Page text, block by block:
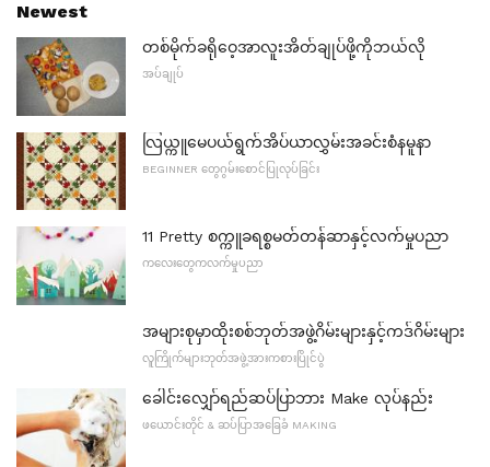
Newest
တစ်မိုက်ခရိုဝေ့အာလူးအိတ်ချုပ်ဖို့ကိုဘယ်လို
အပ်ချုပ်
လြယ္ကူမေပယ်ရွက်အိပ်ယာလွှမ်းအခင်းစံနမူနာ
BEGINNER တွေဂွမ်းစောင်ပြုလုပ်ခြင်း
11 Pretty စက္ကူခရစ္စမတ်တန်ဆာနှင့်လက်မှုပညာ
ကလေးတွေကလက်မှုပညာ
အများစုမှာထိုးစစ်ဘုတ်အဖွဲ့ဂိမ်းများနှင့်ကဒ်ဂိမ်းများ
လူကြိုက်များဘုတ်အဖွဲ့အားကစားပြိုင်ပွဲ
ခေါင်းလျှော်ရည်ဆပ်ပြာဘား Make လုပ်နည်း
ဖယောင်းတိုင် & ဆပ်ပြာအခြေခံ MAKING